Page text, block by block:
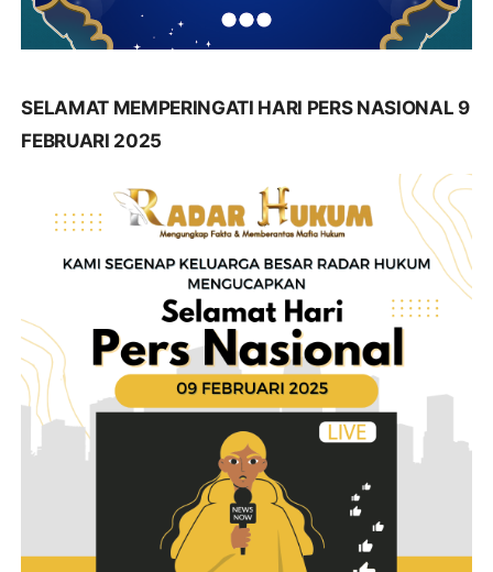
SELAMAT MEMPERINGATI HARI PERS NASIONAL 9
FEBRUARI 2025